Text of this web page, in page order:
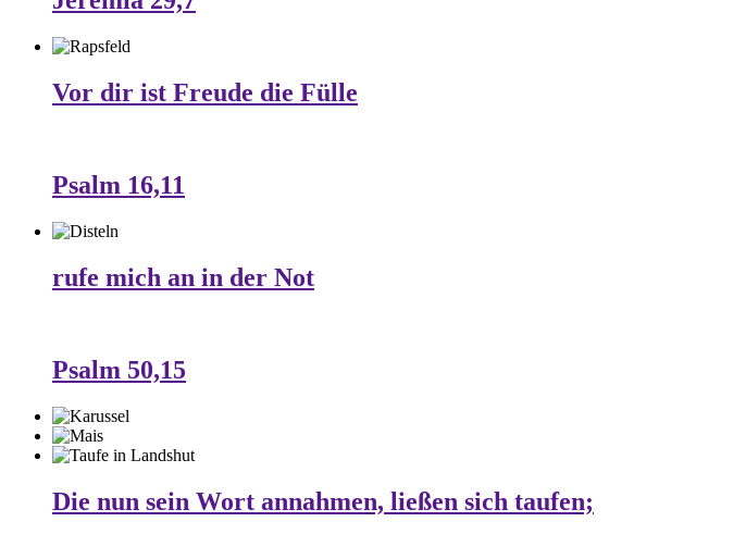
Vor dir ist Freude die Fülle
Psalm 16,11
rufe mich an in der Not
Psalm 50,15
Die nun sein Wort annahmen, ließen sich taufen;